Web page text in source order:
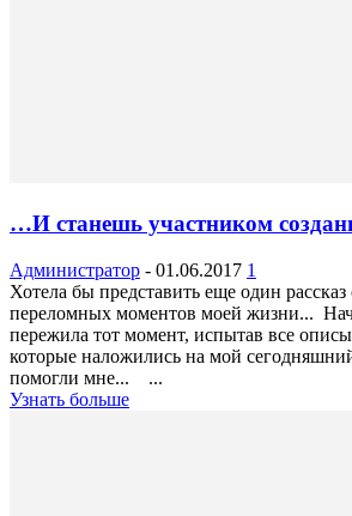
…И станешь участником
Администратор - 01.06.2017 1
Хотела бы представить еще один
переломных моментов моей жизни...
пережила тот момент, испытав все
которые наложились на мой
помогли мне... ...
Узнать больше